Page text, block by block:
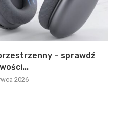
– sprawdź
2026